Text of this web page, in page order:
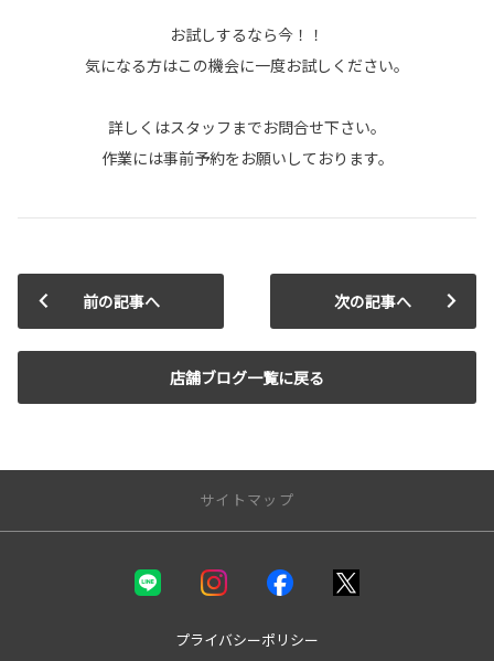
お試しするなら今！！
気になる方はこの機会に一度お試しください。
詳しくはスタッフまでお問合せ下さい。
作業には事前予約をお願いしております。
前の記事へ
店舗ブログ一覧に戻る
次の記事へ
サイトマップ
プライバシーポリシー